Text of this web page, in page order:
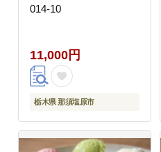
014-10
11,000円
栃木県 那須塩原市